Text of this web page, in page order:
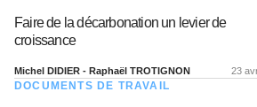
Faire de la décarbonation un levier de
croissance
Michel DIDIER - Raphaël TROTIGNON 23
DOCUMENTS DE TRAVAIL